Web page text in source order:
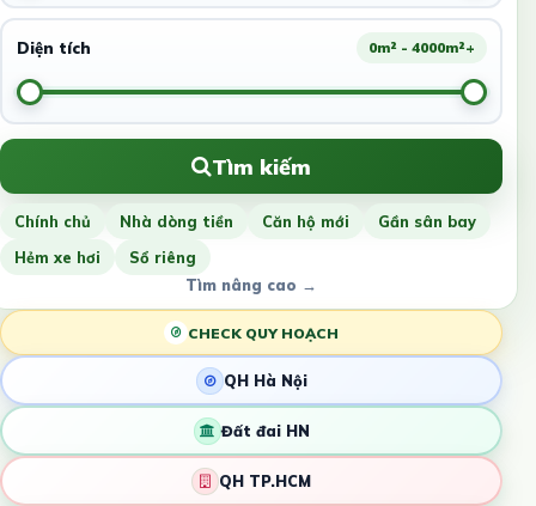
Diện tích 0m² - 4000m²+
Tìm kiếm
Chính chủ Nhà dòng tiền Căn hộ mới
Gần sân bay
Hẻm xe hơi
Sổ riêng
Tìm nâng cao →
CHECK QUY HOẠCH
QH Hà Nội
Đất đai HN
QH TP.HCM